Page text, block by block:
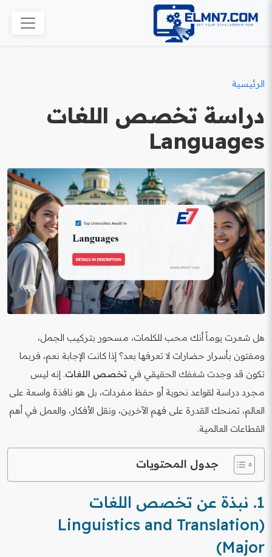
الرئيسية
دراسة تخصص اللغات
Languages
هل شعرت يوماً أنك محب للكلمات، مسحور بتركيب الجمل،
ومفتون بأسرار حضارات لا تعرفها بعد؟ إذا كانت الإجابة نعم، فربما
تكون قد وجدت شغفك الحقيقي في تخصص اللغات. إنه ليس
مجرد دراسة لقواعد نحوية أو حفظ مفردات، بل هو نافذة واسعة على
العالم، تمنحك القدرة على فهم الآخرين، ونقل الأفكار، والعمل في أهم
القطاعات العالمية.
جدول المحتويات
1. نبذة عن تخصص اللغات
(Linguistics and Translation
Major)